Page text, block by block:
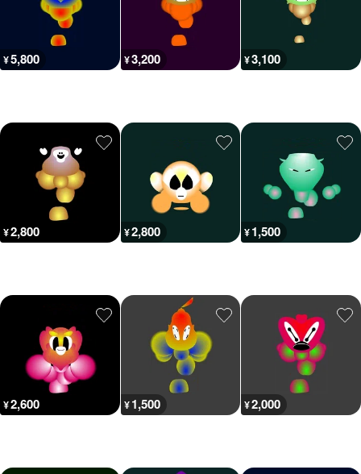
¥5,800 ¥3,200 ¥3,100
¥2,800 ¥2,800 ¥1,500
¥2,600 ¥1,500 ¥2,000